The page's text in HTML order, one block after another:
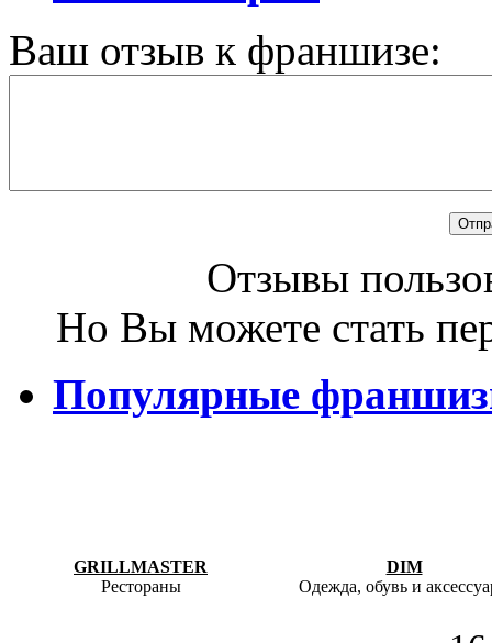
Ваш отзыв к франшизе:
Отзывы
Но Вы можете стать
Популярные
GRILLMASTER
Рестораны
DIM
Одежда, обувь и